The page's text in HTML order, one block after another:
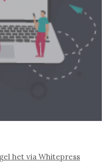
het via Whitepress